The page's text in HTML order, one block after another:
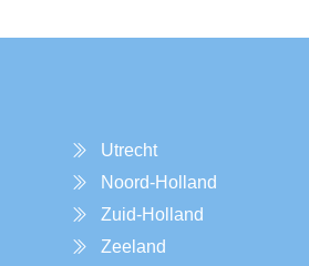
Utrecht
Noord-Holland
Zuid-Holland
Zeeland